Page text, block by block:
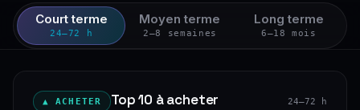
Court terme
24–72 h
Moyen terme
2–8 semaines
Long terme
6–18 mois
▲ ACHETER Top 10 à acheter 24–72 h